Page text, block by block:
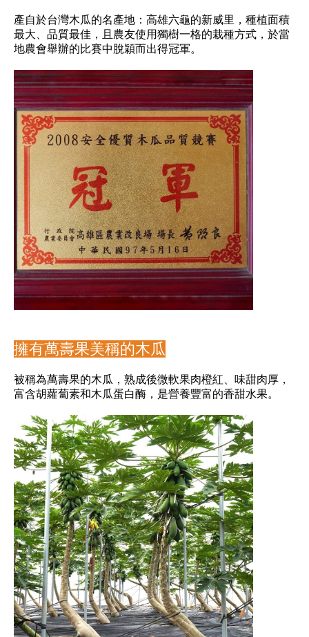
產自於台灣木瓜的名產地：高雄六龜的新威里，種植面積
最大、品質最佳，且農友使用獨樹一格的栽種方式，於當
地農會舉辦的比賽中脫穎而出得冠軍。
擁有萬壽果美稱的木瓜
被稱為萬壽果的木瓜，熟成後微軟果肉橙紅、味甜肉厚，
富含胡蘿蔔素和木瓜蛋白酶，是營養豐富的香甜水果。